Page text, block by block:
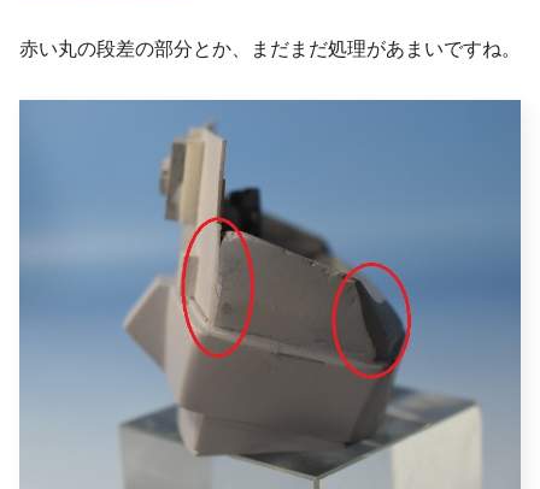
赤い丸の段差の部分とか、まだまだ処理があまいですね。